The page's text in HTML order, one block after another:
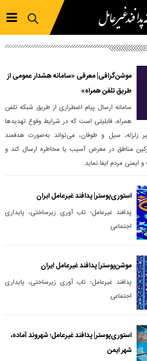
موشن‌گرافی| معرفی «سامانه هشدار عمومی از
طریق تلفن همراه»
سامانه‌ ارسال پیام اضطراری از طریق شبکه‌ تلفن
همراه، قابلیتی است که در شرایط وقوع تهدید‌ها
زلزله، سیل و طوفان، می‌تواند به‌صورت هدفمند
مناطق در معرض آسیب یا مخاطره ارسال کند و
مردم ایفا نماید.
استوری‌پوستر| پدافند غیرعامل ایران
پدافند غیرعامل؛ تاب آوری زیرساختی، پایداری
اجتماعی
موشن‌پوستر| پدافند غیرعامل ایران
پدافند غیرعامل؛ تاب آوری زیرساختی، پایداری
اجتماعی
استوری‌پوستر| پدافند غیرعامل؛ شهروند آماده،
شهر ایمن